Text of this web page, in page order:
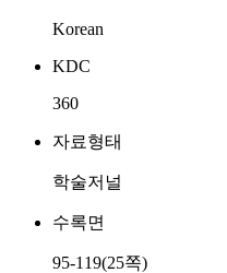
Korean
KDC
360
자료형태
학술저널
수록면
95-119(25쪽)